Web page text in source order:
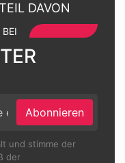
DAVON
Abonnieren
und stimme der
der